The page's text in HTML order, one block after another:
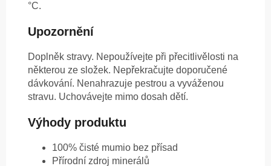
°C.
Upozornění
Doplněk stravy. Nepoužívejte při přecitlivělosti na
některou ze složek. Nepřekračujte doporučené
dávkování. Nenahrazuje pestrou a vyváženou
stravu. Uchovávejte mimo dosah dětí.
Výhody produktu
100% čisté mumio bez přísad
Přírodní zdroj minerálů